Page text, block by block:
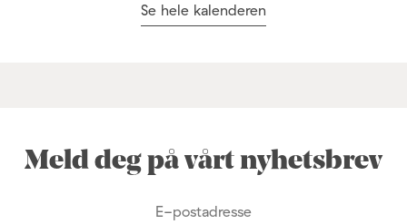
Se hele kalenderen
Meld deg på vårt nyhetsbrev